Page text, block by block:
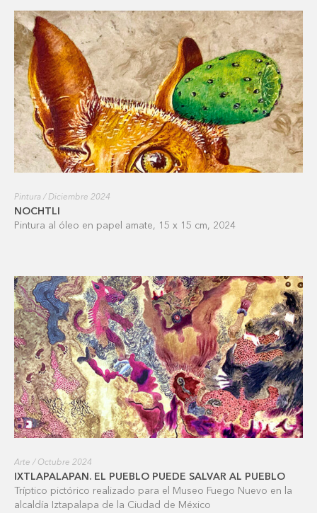
Pintura / Diciembre 2024
NOCHTLI
Pintura al óleo en papel amate, 15 x 15 cm, 2024
Arte / Octubre 2024
IXTLAPALAPAN. EL PUEBLO PUEDE SALVAR AL PUEBLO
Tríptico pictórico realizado para el Museo Fuego Nuevo en la
alcaldía Iztapalapa de la Ciudad de México